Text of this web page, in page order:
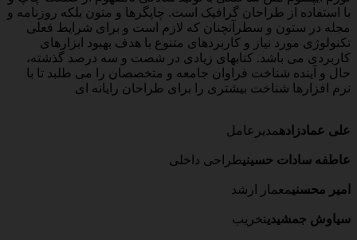
با استفاده از طراحان گرافیک است. چاپگرها و متون بلکه روزنامه و
مجله در ستون و سطرآنچنان که لازم است و برای شرایط فعلی
تکنولوژی مورد نیاز و کاربردهای متنوع با هدف بهبود ابزارهای
کاربردی می باشد. کتابهای زیادی در شصت و سه درصد گذشته،
حال و آینده شناخت فراوان جامعه و متخصصان را می طلبد تا با
نرم افزارها شناخت بیشتری را برای طراحان رایانه ای
علی عمادزادهمدیرعامل
عاطفه سادات حسینیطراحی داخلی
امیر محسنیمعمار ارشد
سیاوش جمشیدیتخریب